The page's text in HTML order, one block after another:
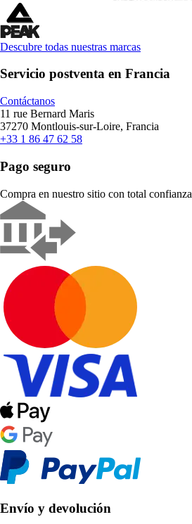
Descubre todas nuestras marcas
Servicio postventa en Francia
Contáctanos
11 rue Bernard Maris
37270 Montlouis-sur-Loire, Francia
+33 1 86 47 62 58
Pago seguro
Compra en nuestro sitio con total confianza
Envío y devolución